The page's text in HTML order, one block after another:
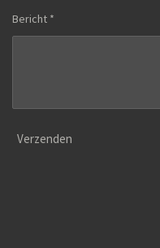
Bericht *
Verzenden